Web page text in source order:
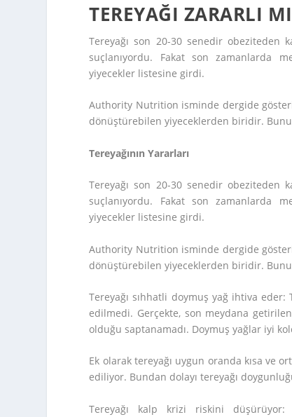
TEREYAĞI ZARARLI
Tereyağı son 20-30 senedir obeziteden
suçlanıyordu. Fakat son zamanlarda
yiyecekler listesine girdi.
Authority Nutrition isminde dergide
dönüştürebilen yiyeceklerden biridir. Bunun
Tereyağının Yararları
Tereyağı son 20-30 senedir obeziteden
suçlanıyordu. Fakat son zamanlarda
yiyecekler listesine girdi.
Authority Nutrition isminde dergide
dönüştürebilen yiyeceklerden biridir. Bunun
Tereyağı sıhhatli doymuş yağ ihtiva
edilmedi. Gerçekte, son meydana
olduğu saptanamadı. Doymuş yağlar iyi
Ek olarak tereyağı uygun oranda kısa ve
ediliyor. Bundan dolayı tereyağı
Tereyağı kalp krizi riskini düşürüyor: